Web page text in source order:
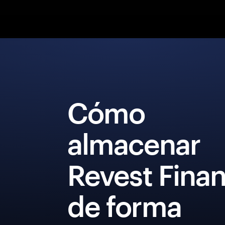
Cómo
almacenar
Revest
de forma